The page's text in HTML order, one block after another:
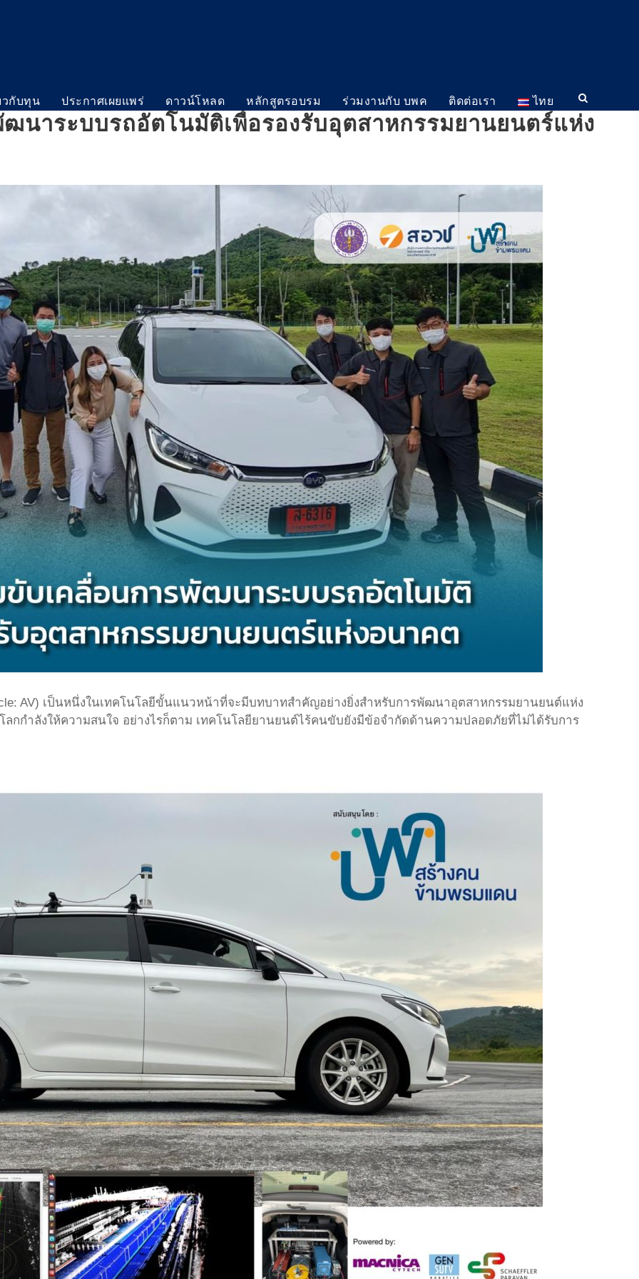
วกับทุน ประกาศเผยแพร่ ดาวน์โหลด หลักสูตรอบรม ร่วมงานกับ บพค ติดต่อเรา ไทย
นาระบบรถอัตโนมัติเพื่อรองรับอุตสาหกรรมยานยนตร์แห่ง
AV) เป็นหนึ่งในเทคโนโลยีขั้นแนวหน้าที่จะมีบทบาทสำคัญอย่างยิ่งสำหรับการพัฒนาอุตสาหกรรมยานยนต์แห่ง
ลกกำลังให้ความสนใจ อย่างไรก็ตาม เทคโนโลยียานยนต์ไร้คนขับยังมีข้อจำกัดด้านความปลอดภัยที่ไม่ได้รับการ